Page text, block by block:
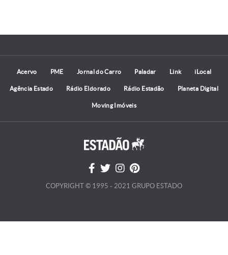
Acervo PME Jornal do Carro Paladar Link iLocal
Agência Estado Rádio Eldorado Rádio Estadão Planeta Digital
Moving Imóveis
COPYRIGHT © 1995 - 2021 GRUPO ESTADO